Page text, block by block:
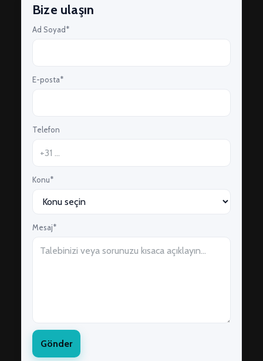
Bize ulaşın
Ad Soyad*
E-posta*
Telefon
Konu*
Mesaj*
Gönder